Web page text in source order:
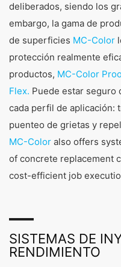
deliberados, siendo los
embargo, la gama de
de superficies MC-Color
protección realmente
productos, MC-Color
Flex. Puede estar seguro
cada perfil de aplicación:
puenteo de grietas y
MC-Color also offers
of concrete replacement
cost-efficient job
SISTEMAS DE
RENDIMIENTO